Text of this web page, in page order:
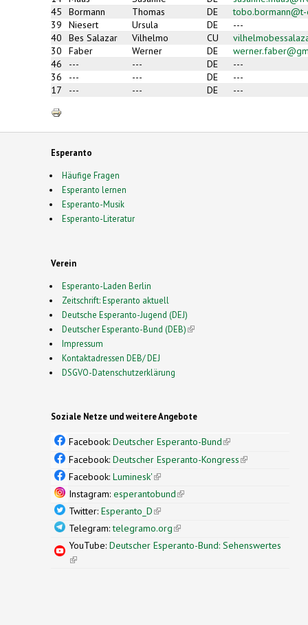
45
Bormann Thomas DE
39
Niesert Ursula DE
---
40
Bes Salazar Vilhelmo CU
30
Faber Werner DE
46
--- --- DE
---
36
--- --- DE
---
17
--- --- DE ---
Esperanto
Häufige Fragen
Esperanto lernen
Esperanto-Musik
Esperanto-Literatur
Verein
Esperanto-Laden Berlin
Zeitschrift: Esperanto aktuell
Deutsche Esperanto-Jugend (DEJ)
Deutscher Esperanto-Bund (DEB)(link is external)
Impressum
Kontaktadressen DEB/ DEJ
DSGVO-Datenschutzerklärung
Soziale Netze und weitere Angebote
Facebook: Deutscher Esperanto-Bund(link is
external)
Facebook: Deutscher Esperanto-Kongress(link is
Facebook: Luminesk'(link is external)
Instagram: esperantobund(link is external)
Twitter: Esperanto_D(link is external)
Telegram:telegramo.org(link is external)
YouTube: Deutscher Esperanto-Bund: Sehenswertes
(link is external)